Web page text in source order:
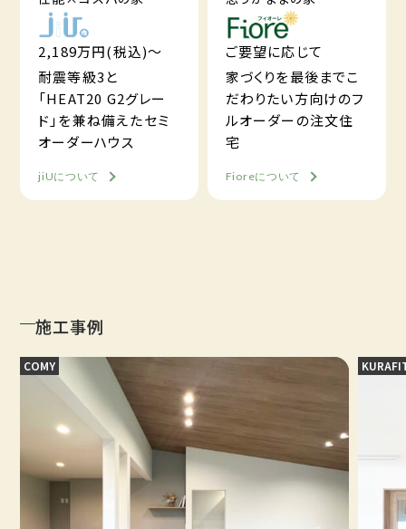
2,189万円(税込)～
耐震等級3と
「HEAT20 G2グレー
ド」を兼ね備えたセミ
オーダーハウス
jiUについて
ご要望に応じて
家づくりを最後までこ
だわりたい方向けのフ
ルオーダーの注文住
宅
Fioreについて
施工事例
COMY